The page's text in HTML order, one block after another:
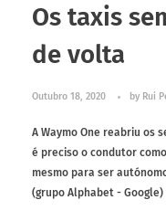
Os taxis
de volta
Outubro 18, 2020 by Rui
A Waymo One reabriu os
é preciso o condutor
mesmo para ser
(grupo Alphabet -